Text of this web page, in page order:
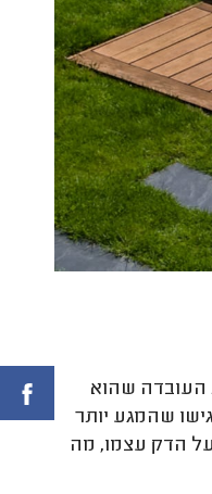
העובדה שהוא
שהמגע יותר
הדק עצמו, מה